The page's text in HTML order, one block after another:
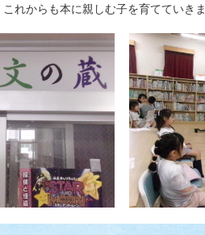
れからも本に親しむ子を育てていきま